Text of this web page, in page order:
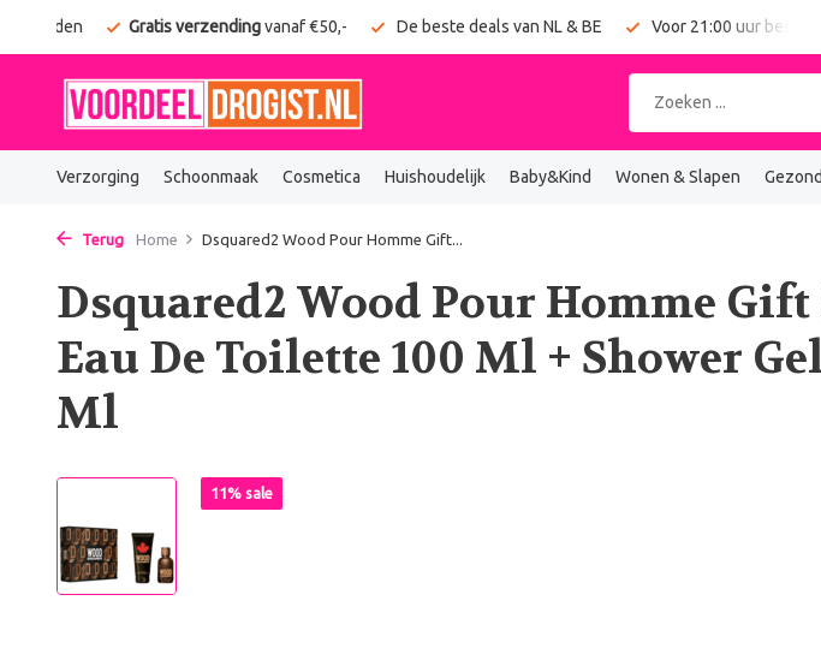
Gratis verzendingvanaf €50,- De beste deals van NL & BE Voor 21:00 uur
Verzorging Schoonmaak Cosmetica Huishoudelijk Baby&Kind Wonen & Slapen
Terug Home Dsquared2 Wood Pour Homme Gift...
Dsquared2 Wood Pour Homme Gift
Eau De Toilette 100 Ml + Shower
Ml
11% sale